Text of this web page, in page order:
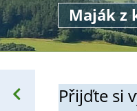
Maják z
Přijďte si